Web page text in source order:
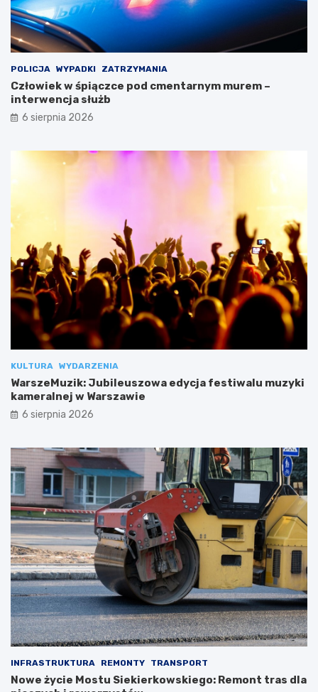
POLICJA WYPADKI ZATRZYMANIA
Człowiek w śpiączce pod cmentarnym murem –
interwencja służb
6 sierpnia 2026
KULTURA WYDARZENIA
WarszeMuzik: Jubileuszowa edycja festiwalu muzyki
kameralnej w Warszawie
6 sierpnia 2026
INFRASTRUKTURA REMONTY TRANSPORT
Nowe życie Mostu Siekierkowskiego: Remont tras dla